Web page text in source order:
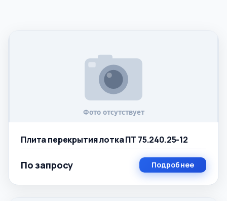
Плита перекрытия лотка ПТ 75.240.25-12
По запросу Подробнее